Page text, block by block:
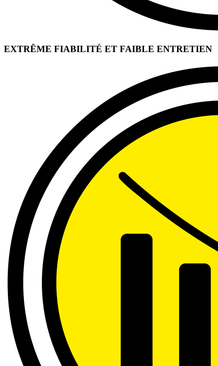
EXTRÊME FIABILITÉ ET FAIBLE ENTRETIEN